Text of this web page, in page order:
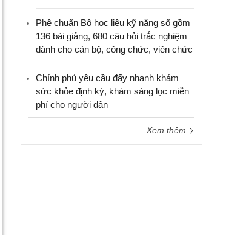
Phê chuẩn Bộ học liệu kỹ năng số gồm
136 bài giảng, 680 câu hỏi trắc nghiệm
dành cho cán bộ, công chức, viên chức
Chính phủ yêu cầu đẩy nhanh khám
sức khỏe định kỳ, khám sàng lọc miễn
phí cho người dân
Xem thêm